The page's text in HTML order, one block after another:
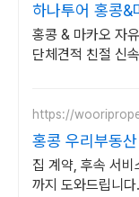
하나투어 홍콩&
어 공식예약 인
홍콩 & 마카오 자
단체견적 친절 신
https://
홍콩 우리부동산
집 계약, 후속 서
까지 도와드립니다.